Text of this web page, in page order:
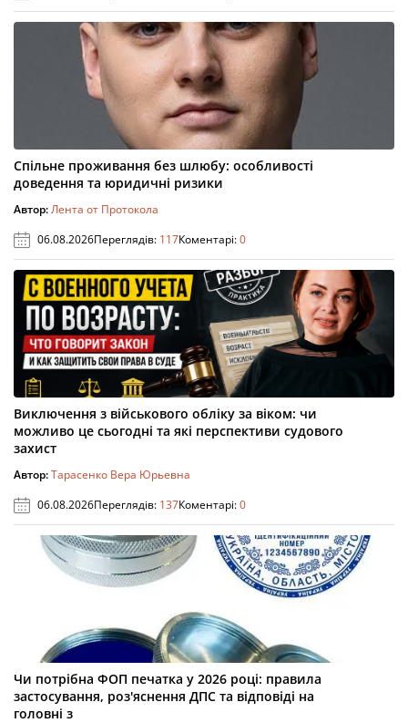
Спільне проживання без шлюбу: особливості
доведення та юридичні ризики
Автор:Лента от Протокола
06.08.2026Переглядів: 117Коментарі:0
Виключення з військового обліку за віком: чи
можливо це сьогодні та які перспективи судового
захист
Автор:Тарасенко Вера Юрьевна
06.08.2026Переглядів: 137Коментарі:0
Чи потрібна ФОП печатка у 2026 році: правила
застосування, роз'яснення ДПС та відповіді на
головні з